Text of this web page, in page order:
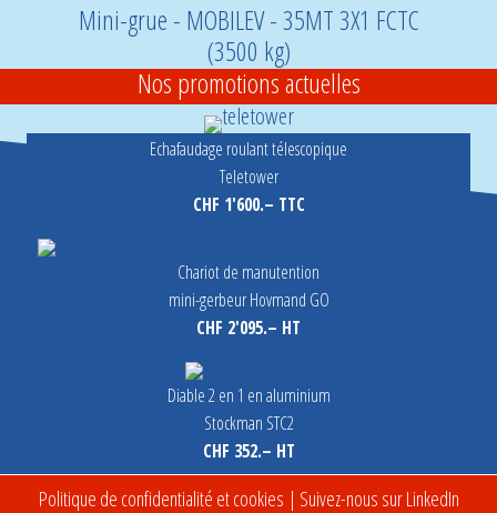
Mini-grue - MOBILEV - 35MT 3X1 FCTC
(3500 kg)
Nos promotions actuelles
Echafaudage roulant télescopique
Teletower
CHF 1'600.– TTC
Chariot de manutention
mini-gerbeur Hovmand GO
CHF 2'095.– HT
Diable 2 en 1 en aluminium
Stockman STC2
CHF 352.– HT
Politique de confidentialité et cookies | Suivez-nous sur LinkedIn